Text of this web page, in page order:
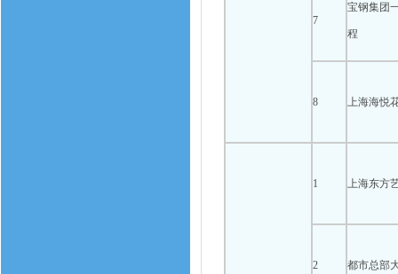
7
宝钢集团
程
8 上海海悦
1 上海东方
2 都市总部